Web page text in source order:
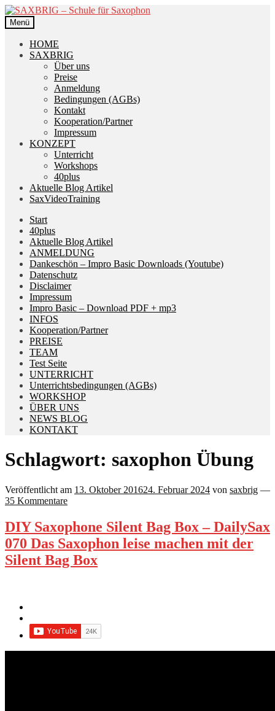
Zur
Navigation
springen
Zum
Inhalt
springen
Menü
HOME
SAXBRIG
Über uns
Preise
Anmeldung
Bedingungen (AGBs)
Kontakt
Kooperation/Partner
Impressum
KONZEPT
Unterricht
Workshops
40plus
Aktuelle Blog Artikel
SaxVideoTraining
Start
40plus
Aktuelle Blog Artikel
ANMELDUNG
Dankeschön – Impro Basic Downloads (Youtube)
Datenschutz
Disclaimer
Impressum
Impro Basic – Download PDF + mp3
INFOS
Kooperation/Partner
PREISE
TEAM
Test Seite
UNTERRICHT
Unterrichtsbedingungen (AGBs)
WORKSHOP
ÜBER UNS
NEWS BLOG
KONTAKT
Schlagwort: saxophon Übung
Veröffentlicht am 13. Oktober 201624. Februar 2024 von saxbrig —
35 Kommentare
DIY Saxophone Silent Bag Box – DailySax
070 Das Saxophon leise machen mit der
Silent Bag Box